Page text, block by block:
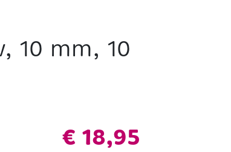
10 mm, 10
€ 18,95